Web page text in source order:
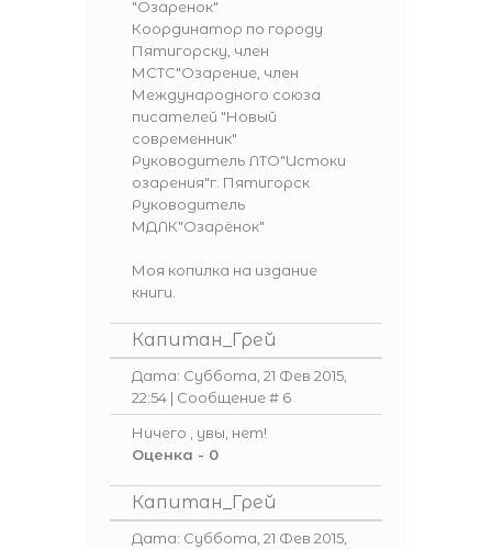
"Озаренок"
Координатор по городу
Пятигорску, член
МСТС"Озарение, член
Международного союза
писателей "Новый
современник"
Руководитель ЛТО"Истоки
озарения"г. Пятигорск
Руководитель
МДЛК"Озарёнок"
Моя копилка на издание
книги.
Капитан_Грей
Дата: Суббота, 21 Фев 2015,
22:54 | Сообщение # 6
Ничего , увы, нет!
Оценка - 0
Капитан_Грей
Дата: Суббота, 21 Фев 2015,